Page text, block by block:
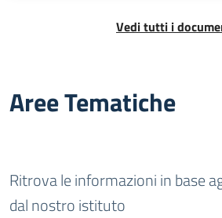
Vedi tutti i
Aree Tematiche
Ritrova le informazioni in base
dal nostro istituto